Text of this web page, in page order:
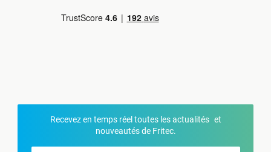
Recevez en temps réel toutes les actualités et
nouveautés de Fritec.